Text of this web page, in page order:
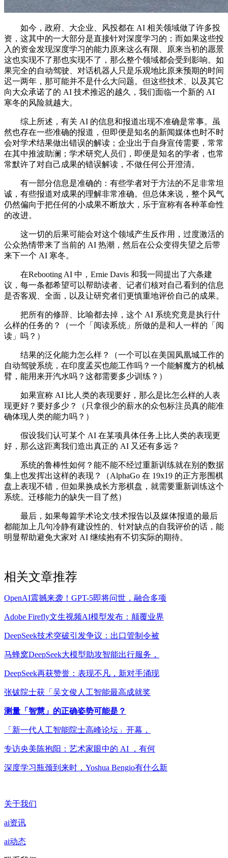
如今，政府、大企业、风投都在 AI 相关领域做了许多投
资，这其中的一大部分是直接针对深度学习的；而如果这些投
入的资金发现深度学习的能力原来这么有限、原来当初的愿景
这也实现不了那也实现不了，那么整个领域都会受到影响。如
果完全的自动驾驶、对话机器人只是乐观地比原来预期的时间
迟一两年，那可能并不是什么大问题。但这些技术、以及其它
向大众承诺了的 AI 技术推迟的越久，我们面临一个新的 AI
寒冬的风险就越大。
综上所述，有关 AI 的信息和报道出现不准确是常事。虽
然也存在一些准确的报道，但即便是知名的新闻媒体也时不时
会对学术结果做出错误的解读；企业出于自身宣传需要，常常
在其中推波助澜；学术研究人员们，即便是知名的学者，也常
常默许了对自己成果的错误解读，不做任何公开澄清。
有一部分信息是准确的：有些学者对于方法的不足非常坦
诚，有些报道对成果的理解非常准确。但总体来说，整个风气
仍然偏向于把任何的小成果不断放大，乐于宣称有各种革命性
的改进。
这一切的后果可能会对这个领域产生反作用，过度激活的
公众热情带来了当前的 AI 热潮，然后在公众变得失望之后带
来下一个 AI 寒冬。
在Rebooting AI 中，Ernie Davis 和我一同提出了六条建
议，每一条都希望可以帮助读者、记者们核对自己看到的信息
是否客观、全面，以及让研究者们更慎重地评价自己的成果。
把所有的修辞、比喻都去掉，这个 AI 系统究竟是执行什
么样的任务的？（一个「阅读系统」所做的是和人一样的「阅
读」吗？）
结果的泛化能力怎么样？（一个可以在美国凤凰城工作的
自动驾驶系统，在印度孟买也能工作吗？一个能解魔方的机械
臂，能用来开汽水吗？这都需要多少训练？）
如果宣称 AI 比人类的表现要好，那么是比怎么样的人表
现更好？要好多少？（只拿很少的薪水的众包标注员真的能准
确体现人类的能力吗？）
假设我们认可某个 AI 在某项具体任务上比人类的表现更
好，那么这距离我们造出真正的 AI 又还有多远？
系统的鲁棒性如何？能不能不经过重新训练就在别的数据
集上也发挥出这样的表现？（AlphaGo 在 19x19 的正方形围棋
盘上表现不错，但如果换成长方形棋盘，就需要重新训练这个
系统。迁移能力的缺失一目了然）
最后，如果每篇学术论文/技术报告以及媒体报道的最后
都能加上几句冷静有建设性的、针对缺点的自我评价的话，能
明显帮助避免大家对 AI 继续抱有不切实际的期待。
相关文章推荐
OpenAI震撼来袭！GPT-5即将问世，融合多项
Adobe Firefly文生视频AI模型发布：颠覆业界
DeepSeek技术突破引发争议：出口管制令被
马蜂窝DeepSeek大模型助攻智能出行服务，
DeepSeek再获赞誉：表现不凡，新对手涌现
张钹院士获「吴文俊人工智能最高成就奖
测量「智慧」的正确姿势可能是？
「新一代人工智能院士高峰论坛」开幕，
专访央美陈抱阳：艺术家眼中的 AI ，有何
深度学习瓶颈到来时，Yoshua Bengio有什么新
关于我们
ai资讯
ai动态